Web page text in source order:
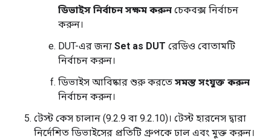
ডিভাইস নির্বাচন সক্ষম করুন চেকবক্স নির্বাচন
করুন।
DUT-এর জন্য Set as DUT রেডিও বোতামটি
নির্বাচন করুন।
ডিভাইস আবিষ্কার শুরু করতে সমস্ত সংযুক্ত করুন
নির্বাচন করুন।
টেস্ট কেস চালান (9.2.9 বা 9.2.10)। টেস্ট হারনেস দ্বারা
নির্দেশিত ডিভাইসের প্রতিটি গ্রুপকে ঢাল এবং মুক্ত করুন।